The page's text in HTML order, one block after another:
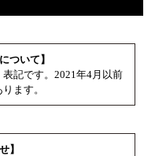
ついて】
記です。2021年4月以前
ます。
】